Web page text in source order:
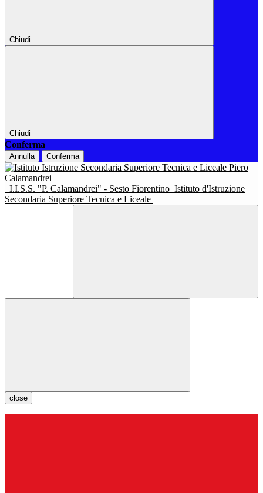
Chiudi
Chiudi
Conferma
Annulla Conferma
I.I.S.S. "P. Calamandrei" - Sesto Fiorentino Istituto d'Istruzione
Secondaria Superiore Tecnica e Liceale
close